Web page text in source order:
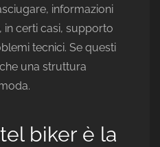
informazioni
in certi casi, supporto
tecnici. Se questi
una struttura
biker è la